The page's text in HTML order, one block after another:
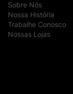
Sobre Nós
Nossa História
Trabalhe Conosco
Nossas Lojas